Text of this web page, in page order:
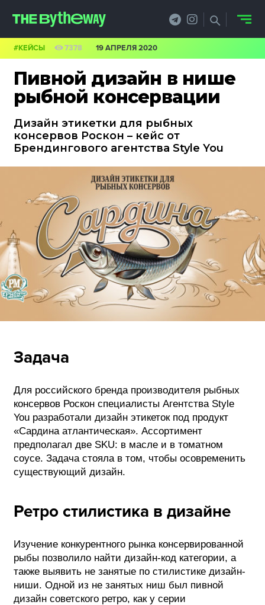
Пивной дизайн в нише
рыбной консервации
Дизайн этикетки для рыбных
консервов Роскон – кейс от
Брендингового агентства Style You
#КЕЙСЫ 7378 19 АПРЕЛЯ 2020
Задача
Для российского бренда производителя рыбных
консервов Роскон специалисты Агентства Style
You разработали дизайн этикеток под продукт
«Сардина атлантическая». Ассортимент
предполагал две SKU: в масле и в томатном
соусе. Задача стояла в том, чтобы осовременить
существующий дизайн.
Ретро стилистика в дизайне
Изучение конкурентного рынка консервированной
рыбы позволило найти дизайн-код категории, а
также выявить не занятые по стилистике дизайн-
ниши. Одной из не занятых ниш был пивной
дизайн советского ретро, как у серии
НОВОСТИ
PRO.ОБЗОР
КЕЙСЫ
ФИЛОСОФИЯ
КРЕАТИВА
БИЗНЕС И
ТЕХНОЛОГИИ
ФЕСТИВАЛИ
ФОТОГРАФИЯ
ТИПОГРАФИКА
КОНТАКТЫ